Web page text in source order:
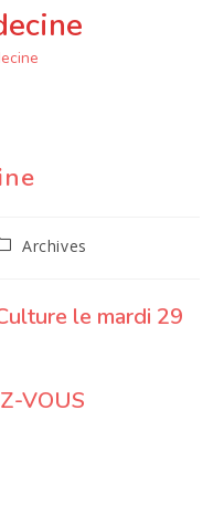
Archives
le mardi 29
VOUS